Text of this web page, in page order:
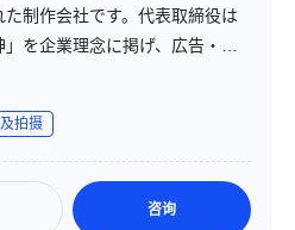
制作会社です。代表取締役は
を企業理念に掲げ、広告・映
コンテンツの企画・制作を通
拍摄
咨询